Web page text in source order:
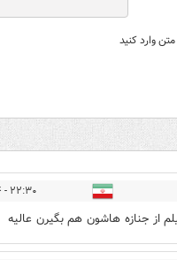
وارد کنید
۲۲:۳۰ - ۱۴۰۵/۰۳/۲۴
از جنازه هاشون هم بگیرن عالیه